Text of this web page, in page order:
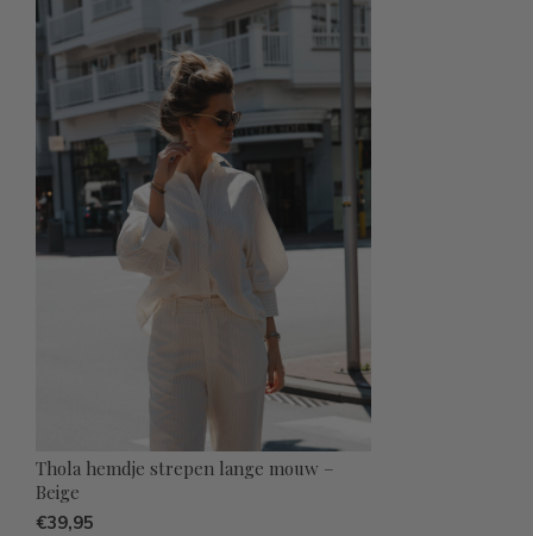
Thola hemdje strepen lange mouw –
Beige
€39,95